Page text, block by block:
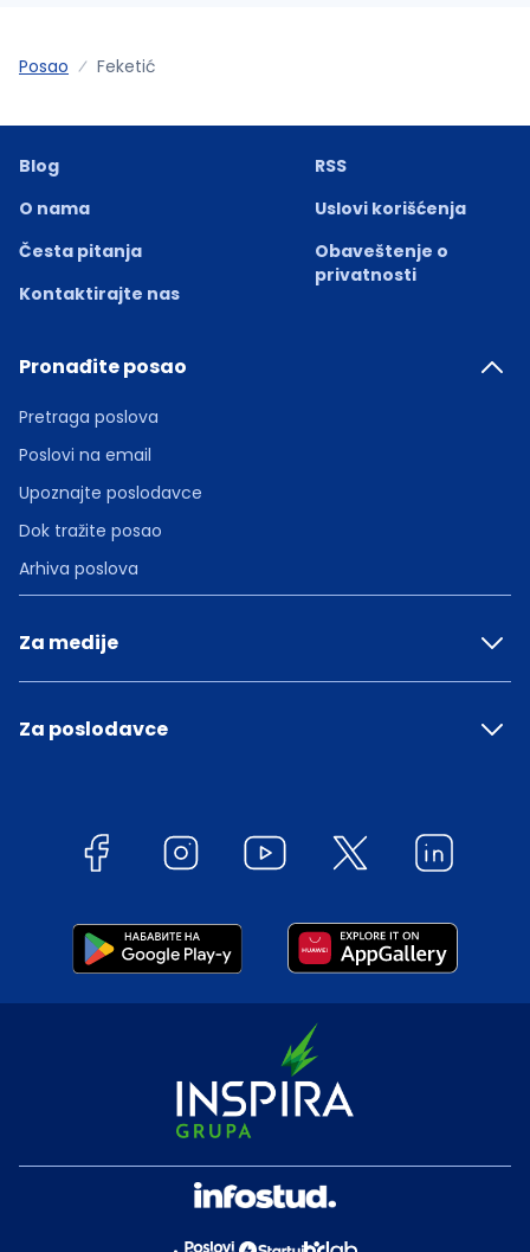
Posao Feketić
Blog
O nama
Česta pitanja
Kontaktirajte nas
RSS
Uslovi korišćenja
Obaveštenje o
privatnosti
Pronađite posao
Pretraga poslova
Poslovi na email
Upoznajte poslodavce
Dok tražite posao
Arhiva poslova
Za medije
Za poslodavce